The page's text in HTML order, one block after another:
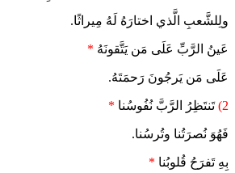
ولِلشَّعبِ الَّذي اختارَهُ لَهُ مِيراثًا.
عَينُ الرَّبِّ عَلَى مَن يَتَّقونَهُ *
عَلَى مَن يَرجُونَ رَحمَتَهُ.
2) تَنتَظِرُ الرَّبَّ نُفُوسُنا *
فَهُوَ نُصرَتُنا وتُرسُنا.
بِهِ تَفرَحُ قُلوبُنا *